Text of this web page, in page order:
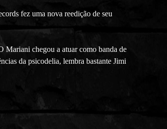
fez uma nova reedição de seu
Mariani chegou a atuar como banda de
da psicodelia, lembra bastante Jimi